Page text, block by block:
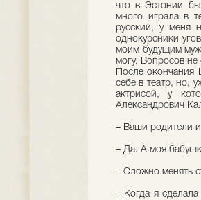
что в Эстонии
много играла в
русский, у меня
однокурсники
моим будущим
могу. Вопросов не
После
себе в театр, но,
актрисой, у
Александрович
– Ваши родители
– Да. А моя
– Сложно менять
– Когда я